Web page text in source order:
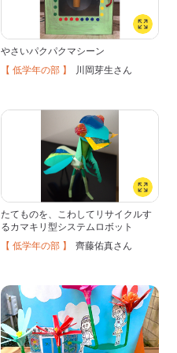
やさいパクパクマシーン
【 低学年の部 】 川岡芽生さん
たてものを、こわしてリサイクルす
るカマキリ型システムロボット
【 低学年の部 】 齊藤佑真さん